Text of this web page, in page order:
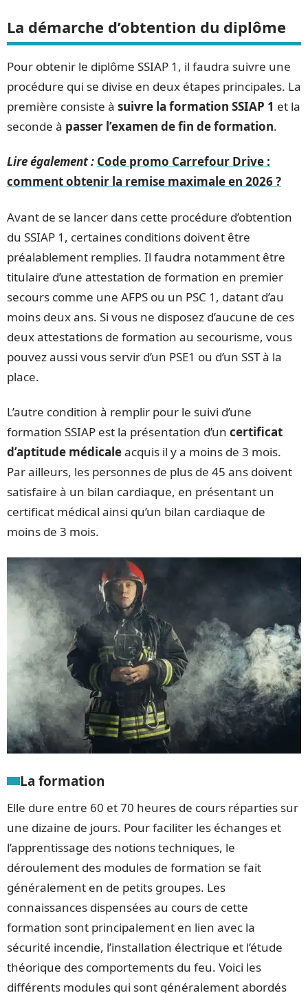
La démarche d’obtention du diplôme
Pour obtenir le diplôme SSIAP 1, il faudra suivre une
procédure qui se divise en deux étapes principales. La
première consiste à suivre la formation SSIAP 1 et la
seconde à passer l’examen de fin de formation.
Lire également : Code promo Carrefour Drive :
comment obtenir la remise maximale en 2026 ?
Avant de se lancer dans cette procédure d’obtention
du SSIAP 1, certaines conditions doivent être
préalablement remplies. Il faudra notamment être
titulaire d’une attestation de formation en premier
secours comme une AFPS ou un PSC 1, datant d’au
moins deux ans. Si vous ne disposez d’aucune de ces
deux attestations de formation au secourisme, vous
pouvez aussi vous servir d’un PSE1 ou d’un SST à la
place.
L’autre condition à remplir pour le suivi d’une
formation SSIAP est la présentation d’un certificat
d’aptitude médicaleacquis il y a moins de 3 mois.
Par ailleurs, les personnes de plus de 45 ans doivent
satisfaire à un bilan cardiaque, en présentant un
certificat médical ainsi qu’un bilan cardiaque de
moins de 3 mois.
La formation
Elle dure entre 60 et 70 heures de cours réparties sur
une dizaine de jours. Pour faciliter les échanges et
l’apprentissage des notions techniques, le
déroulement des modules de formation se fait
généralement en de petits groupes. Les
connaissances dispensées au cours de cette
formation sont principalement en lien avec la
sécurité incendie, l’installation électrique et l’étude
théorique des comportements du feu. Voici les
différents modules qui sont généralement abordés